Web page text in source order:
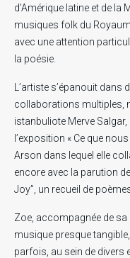
d’Amérique latine et de la
musiques folk du
avec une attention
la poésie.
L’artiste s’épanouit
collaborations multiples,
istanbuliote Merve
l’exposition « Ce que
Arson dans lequel elle
encore avec la parution
Joy”, un recueil de
Zoe, accompagnée de sa
musique presque
parfois, au sein de divers